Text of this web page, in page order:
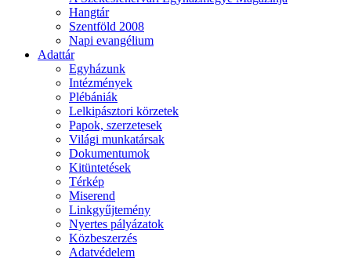
Hangtár
Szentföld 2008
Napi evangélium
Adattár
Egyházunk
Intézmények
Plébániák
Lelkipásztori körzetek
Papok, szerzetesek
Világi munkatársak
Dokumentumok
Kitüntetések
Térkép
Miserend
Linkgyűjtemény
Nyertes pályázatok
Közbeszerzés
Adatvédelem